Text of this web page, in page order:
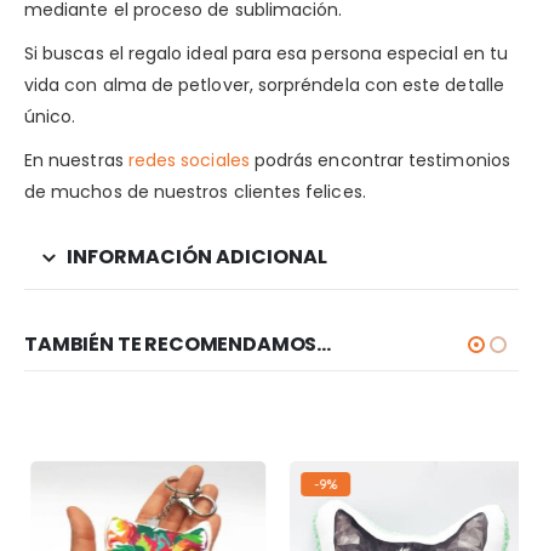
mediante el proceso de sublimación.
Si buscas el regalo ideal para esa persona especial en tu
vida con alma de petlover, sorpréndela con este detalle
único.
En nuestras redes sociales podrás encontrar testimonios
de muchos de nuestros clientes felices.
INFORMACIÓN ADICIONAL
TAMBIÉN TE RECOMENDAMOS…
-9%